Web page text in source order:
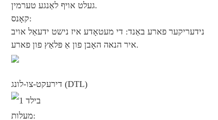
געלט אויף לאַנגע טערמין.
קאָנס:
נידעריקער פארע באַנד: די מעטאָדע איז נישט ידעאַל אויב
איר הנאה האָבן פון אַ פּלאַץ פון פארע.
דירעקט-צו-לונג (DTL)
מעלות: